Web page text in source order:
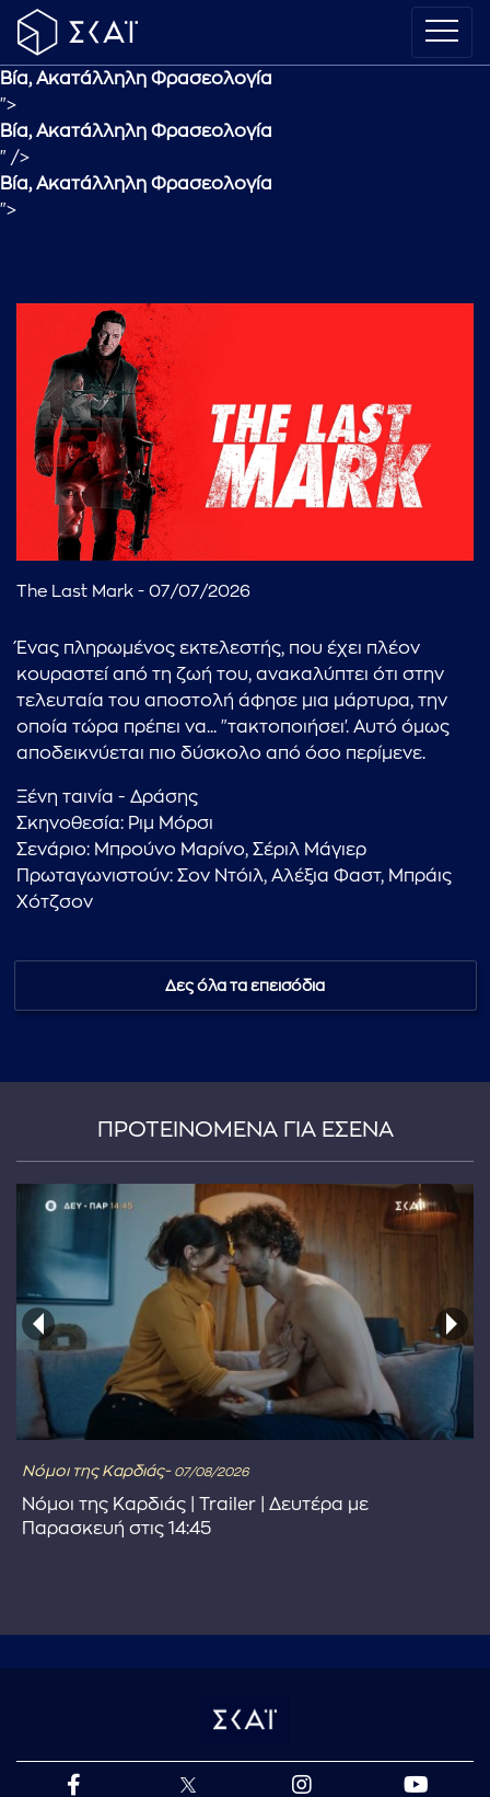
Βία, Ακατάλληλη Φρασεολογία
">
Βία, Ακατάλληλη Φρασεολογία
" />
Βία, Ακατάλληλη Φρασεολογία
">
The Last Mark - 07/07/2026
Ένας πληρωμένος εκτελεστής, που έχει πλέον
κουραστεί από τη ζωή του, ανακαλύπτει ότι στην
τελευταία του αποστολή άφησε μια μάρτυρα, την
οποία τώρα πρέπει να... "τακτοποιήσει'. Αυτό όμως
αποδεικνύεται πιο δύσκολο από όσο περίμενε.
Ξένη ταινία - Δράσης
Σκηνοθεσία: Ριμ Μόρσι
Σενάριο: Μπρούνο Μαρίνο, Σέριλ Μάγιερ
Πρωταγωνιστούν: Σον Ντόιλ, Αλέξια Φαστ, Μπράις
Χότζσον
Δες όλα τα επεισόδια
ΠΡΟΤΕΙΝΟΜΕΝΑ ΓΙΑ ΕΣΕΝΑ
Νόμοι της Καρδιάς- 07/08/2026
Νόμοι της Καρδιάς | Trailer | Δευτέρα με
Παρασκευή στις 14:45